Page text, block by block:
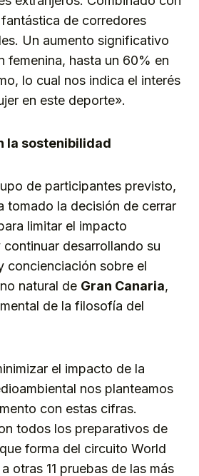
de corredores
Un aumento significativo
femenina, hasta un 60% en
lo cual nos indica el interés
en este deporte».
la sostenibilidad
de participantes previsto,
tomado la decisión de cerrar
limitar el impacto
desarrollando su
concienciación sobre el
natural de Gran Canaria,
de la filosofía del
el impacto de la
nos planteamos
con estas cifras.
todos los preparativos de
forma del circuito World
otras 11 pruebas de las más